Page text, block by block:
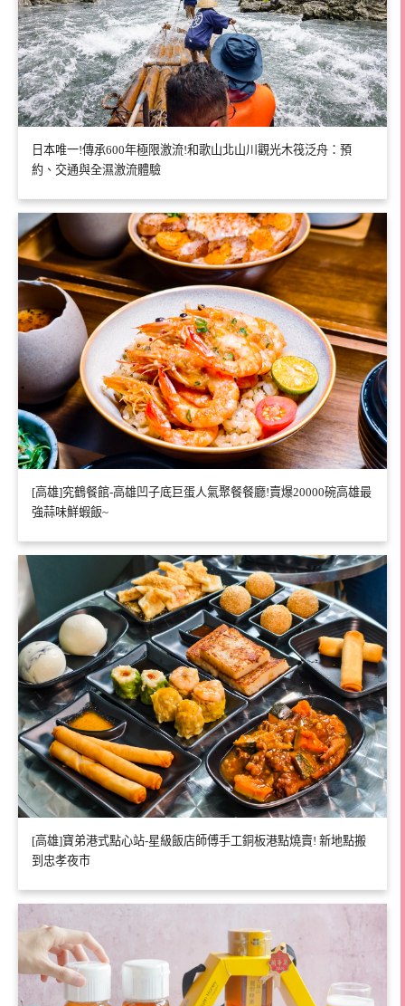
日本唯一!傳承600年極限激流!和歌山北山川觀光木筏泛舟：預
約、交通與全濕激流體驗
[高雄]究鶴餐館-高雄凹子底巨蛋人氣聚餐餐廳!賣爆20000碗高雄最
強蒜味鮮蝦飯~
[高雄]寶弟港式點心站-星級飯店師傅手工銅板港點燒賣! 新地點搬
到忠孝夜市